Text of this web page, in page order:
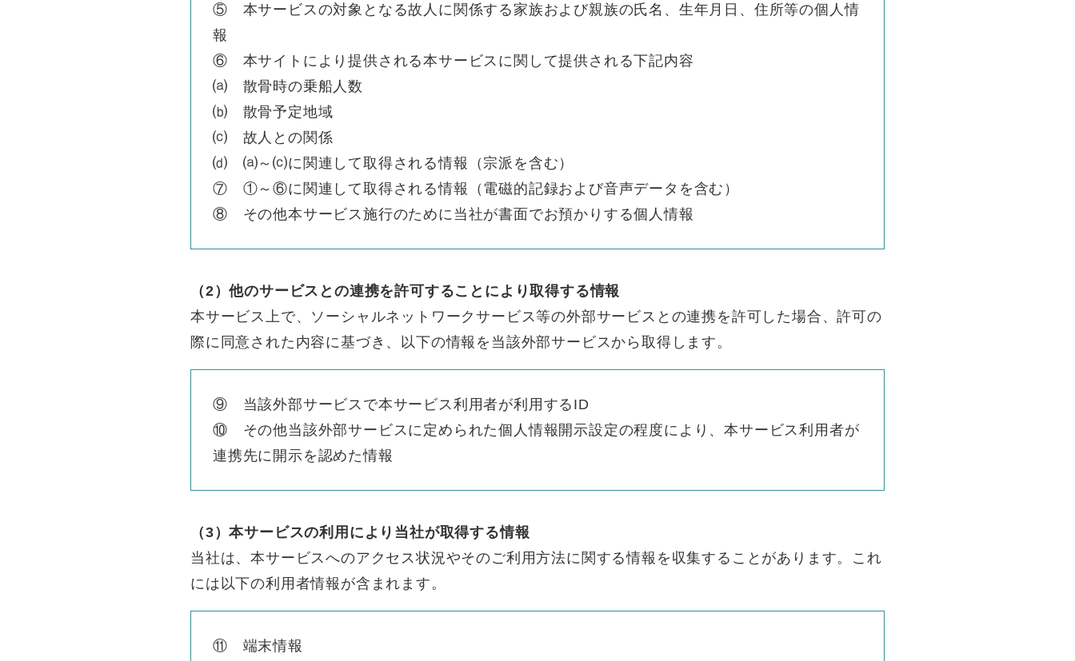
⑤ 本サービスの対象となる故人に関係する家族および親族の氏名、生年月日、住所等の個人情
報
⑥ 本サイトにより提供される本サービスに関して提供される下記内容
⒜ 散骨時の乗船人数
⒝ 散骨予定地域
⒞ 故人との関係
⒟ ⒜～⒞に関連して取得される情報（宗派を含む）
⑦ ①～⑥に関連して取得される情報（電磁的記録および音声データを含む）
⑧ その他本サービス施行のために当社が書面でお預かりする個人情報
（2）他のサービスとの連携を許可することにより取得する情報
本サービス上で、ソーシャルネットワークサービス等の外部サービスとの連携を許可した場合、許可の
際に同意された内容に基づき、以下の情報を当該外部サービスから取得します。
⑨ 当該外部サービスで本サービス利用者が利用するID
⑩ その他当該外部サービスに定められた個人情報開示設定の程度により、本サービス利用者が
連携先に開示を認めた情報
（3）本サービスの利用により当社が取得する情報
当社は、本サービスへのアクセス状況やそのご利用方法に関する情報を収集することがあります。これ
には以下の利用者情報が含まれます。
⑪ 端末情報